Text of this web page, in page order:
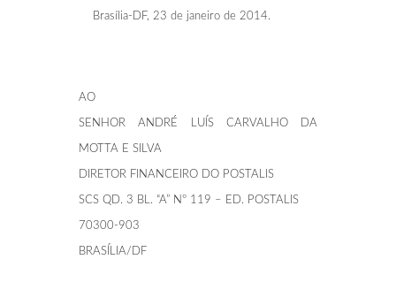
Brasília-DF, 23 de janeiro de 2014.
AO
SENHOR ANDRÉ LUÍS CARVALHO DA
MOTTA E SILVA
DIRETOR FINANCEIRO DO POSTALIS
SCS QD. 3 BL. “A” Nº 119 – ED. POSTALIS
70300-903
BRASÍLIA/DF